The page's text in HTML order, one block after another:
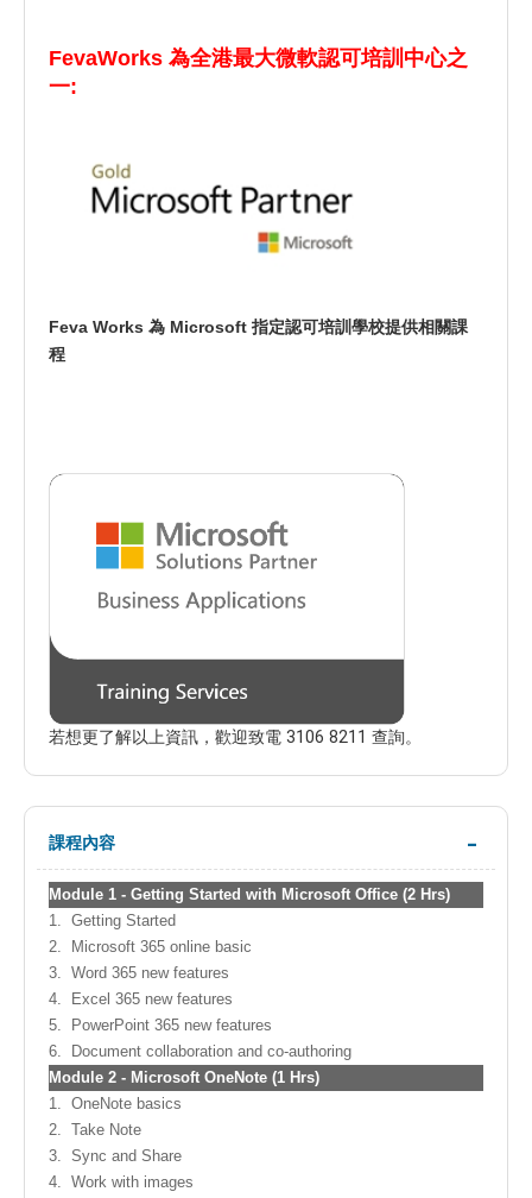
FevaWorks 為全港最大微軟認可培訓中心之
一:
Feva Works 為 Microsoft 指定認可培訓學校提供相關課
程
若想更了解以上資訊，歡迎致電 3106 8211 查詢。
課程內容
Module 1 - Getting Started with Microsoft Office (2 Hrs)
1. Getting Started
2.
Microsoft 365 online basic
3. Word 365 new features
4.
Excel 365 new features
5.
PowerPoint 365 new features
6.
Document collaboration and co-authoring
Module 2 - Microsoft OneNote (1 Hrs)
1. OneNote basics
2. Take Note
3. Sync and Share
4. Work with images